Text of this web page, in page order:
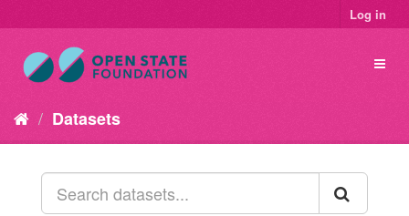
Log in
Datasets